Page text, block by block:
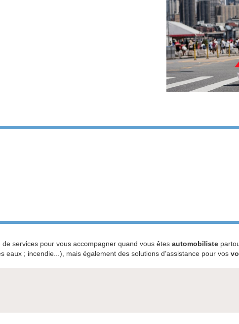
services pour vous accompagner quand vous êtes automobiliste
eaux ; incendie...), mais également des solutions d’assistance pour vos